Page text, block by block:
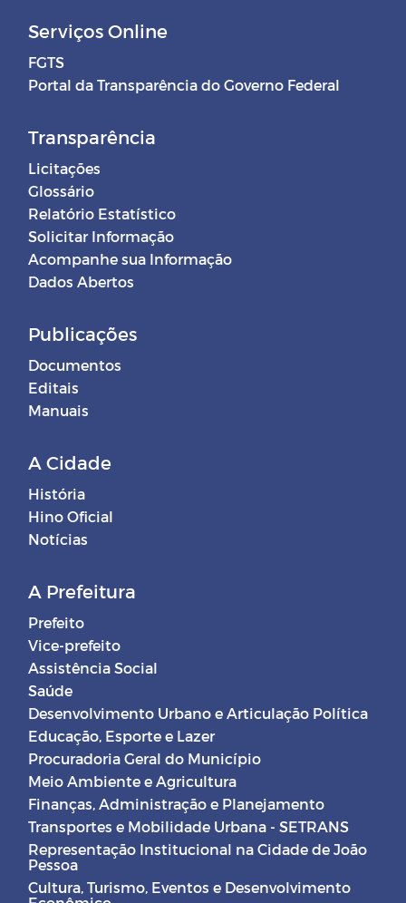
Serviços Online
FGTS
Portal da Transparência do Governo Federal
Transparência
Licitações
Glossário
Relatório Estatístico
Solicitar Informação
Acompanhe sua Informação
Dados Abertos
Publicações
Documentos
Editais
Manuais
A Cidade
História
Hino Oficial
Notícias
A Prefeitura
Prefeito
Vice-prefeito
Assistência Social
Saúde
Desenvolvimento Urbano e Articulação Política
Educação, Esporte e Lazer
Procuradoria Geral do Município
Meio Ambiente e Agricultura
Finanças, Administração e Planejamento
Transportes e Mobilidade Urbana - SETRANS
Representação Institucional na Cidade de João
Pessoa
Cultura, Turismo, Eventos e Desenvolvimento